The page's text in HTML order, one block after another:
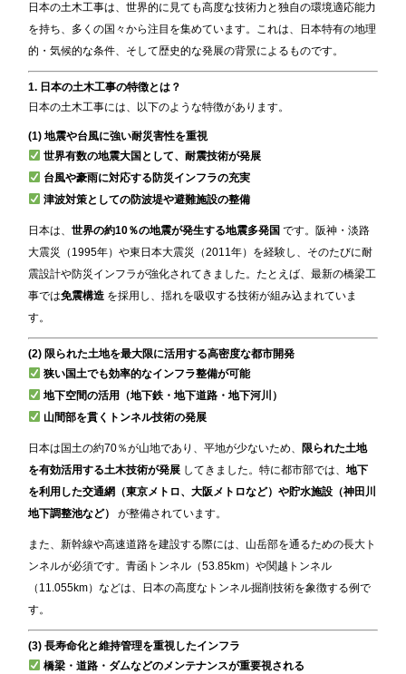
日本の土木工事は、世界的に見ても高度な技術力と独自の環境適応能力
を持ち、多くの国々から注目を集めています。これは、日本特有の地理
的・気候的な条件、そして歴史的な発展の背景によるものです。
1. 日本の土木工事の特徴とは？
日本の土木工事には、以下のような特徴があります。
(1) 地震や台風に強い耐災害性を重視
世界有数の地震大国として、耐震技術が発展
台風や豪雨に対応する防災インフラの充実
津波対策としての防波堤や避難施設の整備
日本は、世界の約10％の地震が発生する地震多発国 です。阪神・淡路
大震災（1995年）や東日本大震災（2011年）を経験し、そのたびに耐
震設計や防災インフラが強化されてきました。たとえば、最新の橋梁工
事では免震構造 を採用し、揺れを吸収する技術が組み込まれていま
す。
(2) 限られた土地を最大限に活用する高密度な都市開発
狭い国土でも効率的なインフラ整備が可能
地下空間の活用（地下鉄・地下道路・地下河川）
山間部を貫くトンネル技術の発展
日本は国土の約70％が山地であり、平地が少ないため、
限られた土地
を有効活用する土木技術が発展 してきました。特に都市部では、地下
を利用した交通網（東京メトロ、大阪メトロなど）や貯水施設（神田川
地下調整池など）
が整備されています。
また、新幹線や高速道路を建設する際には、山岳部を通るための長大ト
ンネルが必須です。青函トンネル（53.85km）や関越トンネル
（11.055km）などは、日本の高度なトンネル掘削技術を象徴する例で
す。
(3) 長寿命化と維持管理を重視したインフラ
橋梁・道路・ダムなどのメンテナンスが重要視される